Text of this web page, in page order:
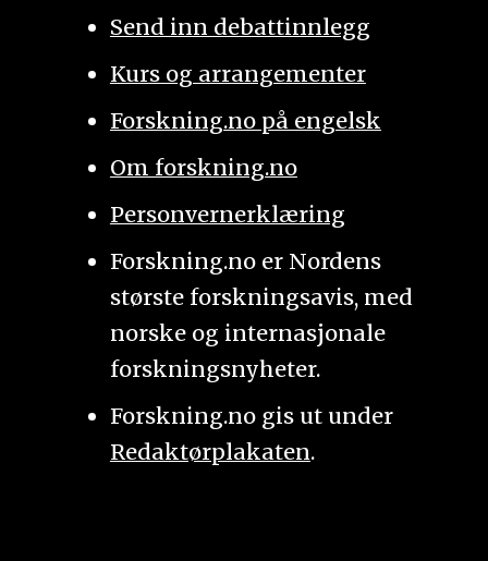
Send inn debattinnlegg
Kurs og arrangementer
Forskning.no på engelsk
Om forskning.no
Personvernerklæring
Forskning.no er Nordens
største forskningsavis, med
norske og internasjonale
forskningsnyheter.
Forskning.no gis ut under
Redaktørplakaten.